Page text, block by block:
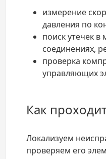
измерение
давления по
поиск утечек в
соединениях,
проверка
управляющих
Как
Локализуем
проверяем его